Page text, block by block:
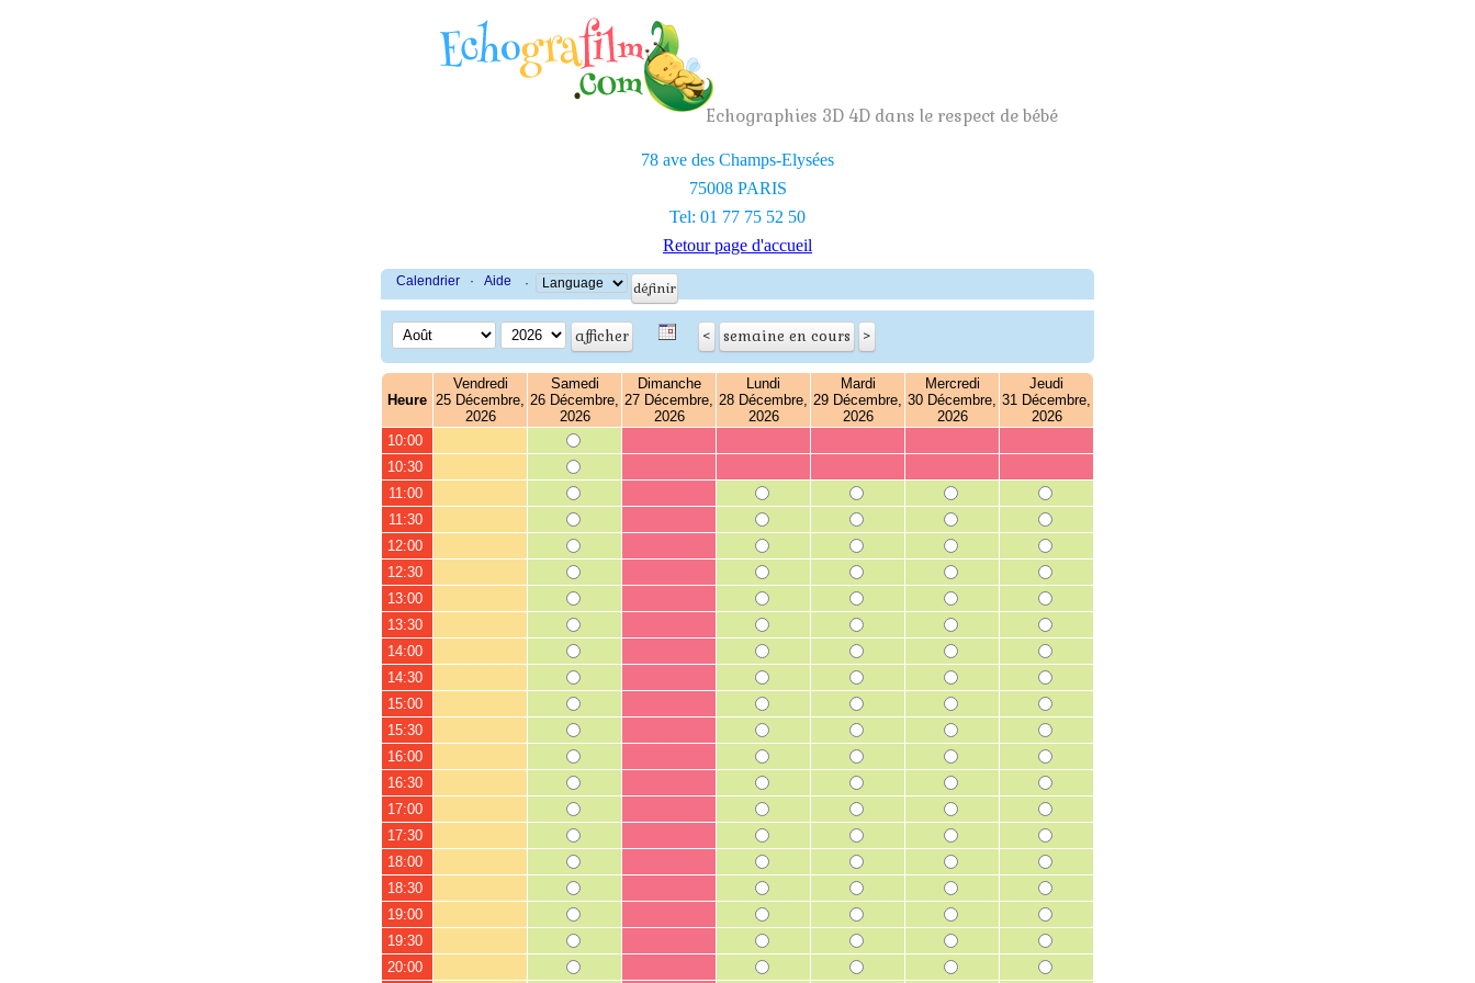
Echographies 3D 4D dans le respect de bébé
78 ave des Champs-Elysées
75008 PARIS
Tel: 01 77 75 52 50
Retour page d'accueil
Calendrier · Aide ·
Heure
Vendredi
25 Décembre,
2026
Samedi
26 Décembre,
2026
Dimanche
27 Décembre,
2026
Lundi
28 Décembre,
2026
Mardi
29 Décembre,
2026
Mercredi
30 Décembre,
2026
Jeudi
31 Décembre,
2026
10:00
10:30
11:00
11:30
12:00
12:30
13:00
13:30
14:00
14:30
15:00
15:30
16:00
16:30
17:00
17:30
18:00
18:30
19:00
19:30
20:00